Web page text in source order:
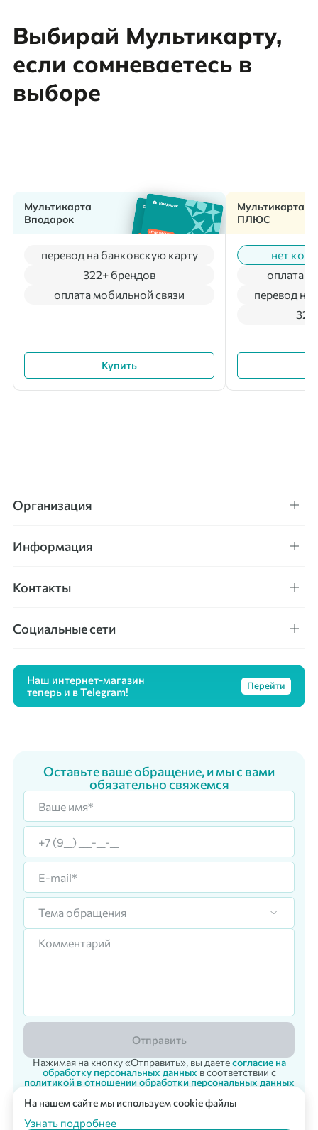
Корпоративный заказ
Выбирай Мультикарту,
если сомневаетесь в
выборе
Мультикарта
Вподарок
оплата мобильной связи
перевод на банковскую карту
322+ брендов
Купить
Мультикарта
ПЛЮС
нет
оплата
перевод на
Организация
Информация
Контакты
Социальные сети
Наш интернет-магазин
теперь и в Telegram!
Перейти
Оставьте ваше обращение, и мы с вами
обязательно свяжемся
Тема обращения
Отправить
Нажимая на кнопку «Отправить», вы даетесогласие на
обработку персональных данных в соответствии с
политикой в отношении обработки персональных данных
На нашем сайте мы используем cookie файлы
Узнать подробнее
© 2007 - 2026 «Vpodarok» Радость дарить - радость получать!